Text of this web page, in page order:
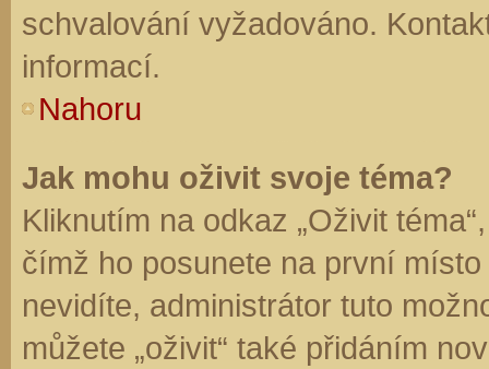
schvalování vyžadováno.
informací.
Nahoru
Jak mohu oživit svoje téma?
Kliknutím na odkaz „Oživit
čímž ho posunete na první
nevidíte, administrátor tuto
můžete „oživit“ také přidáním